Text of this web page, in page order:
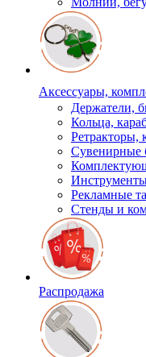
Аксессуары,
Держатели,
Кольца,
Ретракторы,
Сувенирные
Рекламные
Стенды и
Распродажа